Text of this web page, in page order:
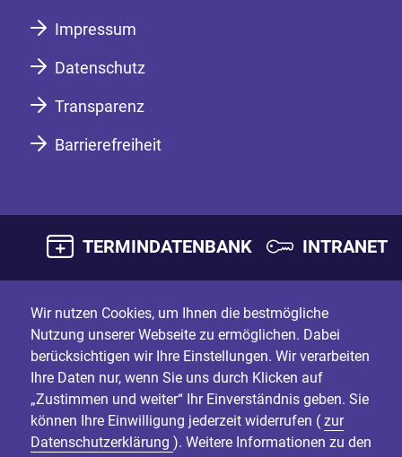
Impressum
Datenschutz
Transparenz
Barrierefreiheit
TERMINDATENBANK INTRANET
Wir nutzen Cookies, um Ihnen die bestmögliche
Nutzung unserer Webseite zu ermöglichen. Dabei
berücksichtigen wir Ihre Einstellungen. Wir verarbeiten
Ihre Daten nur, wenn Sie uns durch Klicken auf
„Zustimmen und weiter“ Ihr Einverständnis geben. Sie
können Ihre Einwilligung jederzeit widerrufen ( zur
Datenschutzerklärung ). Weitere Informationen zu den